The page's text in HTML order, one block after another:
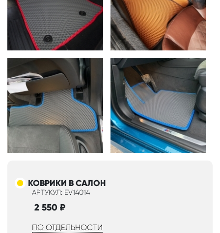
КОВРИКИ В САЛОН
АРТУКУЛ: EV14014
2 550 ₽
ПО ОТДЕЛЬНОСТИ